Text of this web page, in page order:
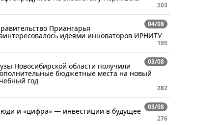
203
04/08
Приангарья
идеями инноваторов ИРНИТУ
195
03/08
Новосибирской области получили
бюджетные места на новый
год
282
03/08
и «цифра» — инвестиции в будущее
276